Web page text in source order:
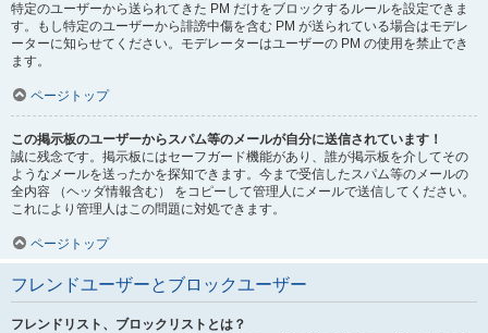
特定のユーザーから送られてきた PM だけをブロックするルールを設定できま
す。もし特定のユーザーから誹謗中傷を含む PM が送られている場合はモデレ
ーターに知らせてください。モデレーターはユーザーの PM の使用を禁止でき
ます。
ページトップ
この掲示板のユーザーからスパム等のメールが自分に送信されています！
誠に残念です。掲示板にはセーフガード機能があり、誰が掲示板を介してその
ようなメールを送ったかを探知できます。今まで受信したスパム等のメールの
全内容 （ヘッダ情報含む） をコピーして管理人にメールで送信してください。
これにより管理人はこの問題に対処できます。
ページトップ
フレンドユーザーとブロックユーザー
フレンドリスト、ブロックリストとは？